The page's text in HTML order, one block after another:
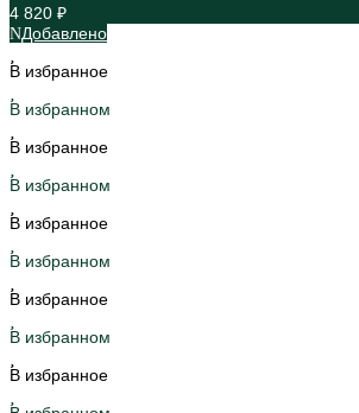
4 820 ₽
Добавлено
В избранное
В избранном
В избранное
В избранном
В избранное
В избранном
В избранное
В избранном
В избранное